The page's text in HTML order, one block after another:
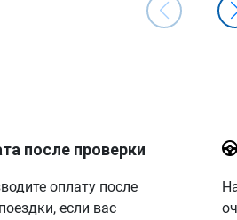
после проверки
оплату после
если вас